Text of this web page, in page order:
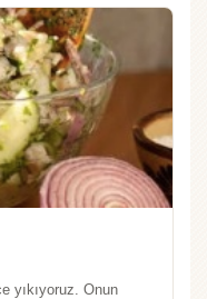
yıkıyoruz. Onun